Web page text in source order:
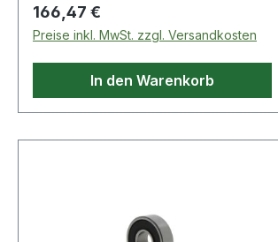
Produkte im Bereich
Führungswagen
Regulärer Preis:
166,47 €
Preise inkl. MwSt. zzgl. Versandkosten
In den Warenkorb